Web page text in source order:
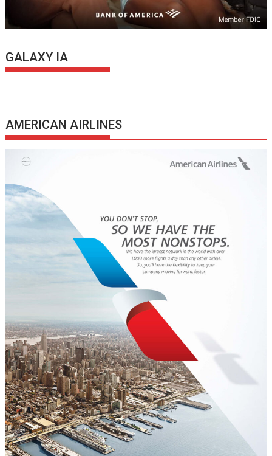
GALAXY IA
AMERICAN AIRLINES